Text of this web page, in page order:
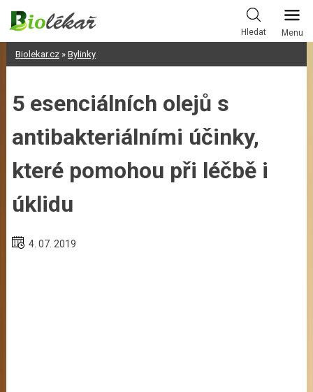
Skip
content
Hledat Menu
Biolekar.cz» Bylinky
5 esenciálních olejů s
antibakteriálními účinky,
které pomohou při léčbě i
úklidu
4. 07. 2019